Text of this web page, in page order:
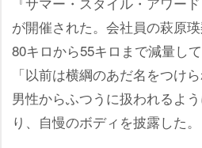
が開催された。会社員の萩原
80キロから55キロまで減量し
「以前は横綱のあだ名をつけ
男性からふつうに扱われるよ
り、自慢のボディを披露した。